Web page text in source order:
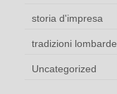
storia d'impresa
tradizioni lombarde
Uncategorized